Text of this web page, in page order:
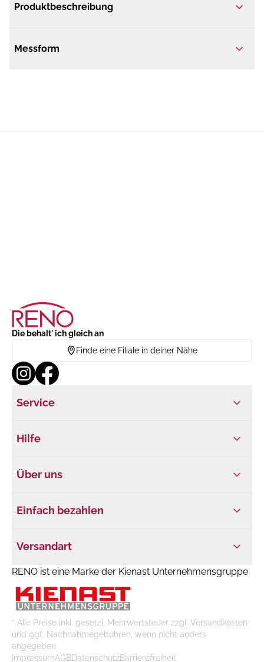
Produktbeschreibung
Messform
Die behalt' ich gleich an
Finde eine Filiale in deiner Nähe
Service
Hilfe
Über uns
Einfach bezahlen
Versandart
RENO ist eine Marke der Kienast Unternehmensgruppe
* Alle Preise inkl. gesetzl. Mehrwertsteuer zzgl. Versandkosten
und ggf. Nachnahmegebühren, wenn nicht anders
angegeben
ImpressumAGBDatenschutzBarrierefreiheit